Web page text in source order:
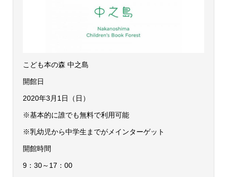
こども本の森 中之島
開館日
2020年3月1日（日）
※基本的に誰でも無料で利用可能
※乳幼児から中学生までがメインターゲット
開館時間
9：30～17：00